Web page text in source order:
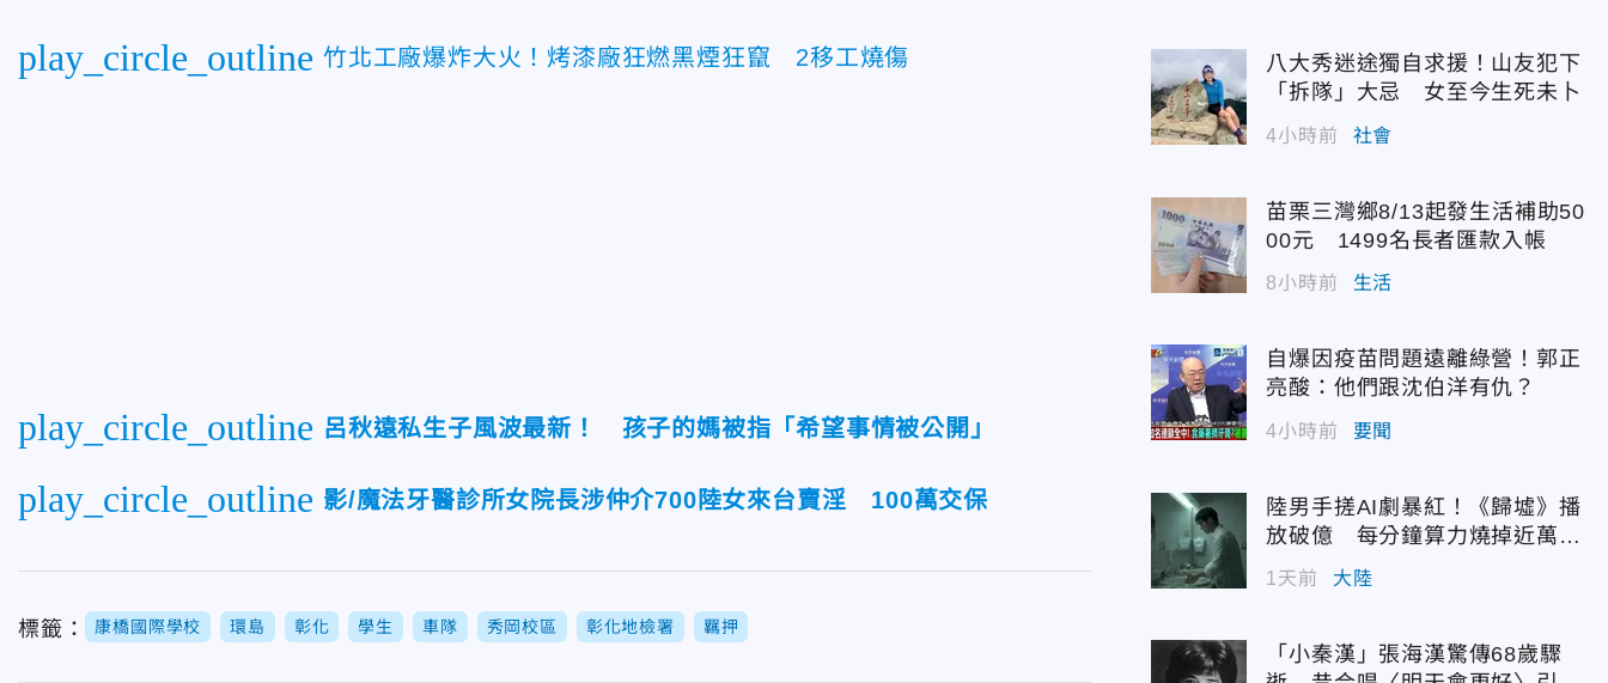
play_circle_outline 竹北工廠爆炸大火！烤漆廠狂燃黑煙狂竄 2移工燒傷
play_circle_outline 呂秋遠私生子風波最新！ 孩子的媽被指「希望事情被公開」
play_circle_outline 影/魔法牙醫診所女院長涉仲介700陸女來台賣淫 100萬交保
標籤： 康橋國際學校 環島 彰化 學生 車隊 秀岡校區 彰化地檢署 羈押
八大秀迷途獨自求援！山友犯下
「拆隊」大忌 女至今生死未卜
4小時前 社會
苗栗三灣鄉8/13起發生活補助50
00元 1499名長者匯款入帳
8小時前 生活
自爆因疫苗問題遠離綠營！郭正
亮酸：他們跟沈伯洋有仇？
4小時前 要聞
陸男手搓AI劇暴紅！《歸墟》播
放破億 每分鐘算力燒掉近萬台
1天前 大陸
「小秦漢」張海漢驚傳68歲驟